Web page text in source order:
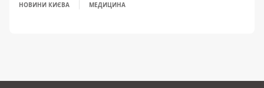
НОВИНИ КИЄВА МЕДИЦИНА